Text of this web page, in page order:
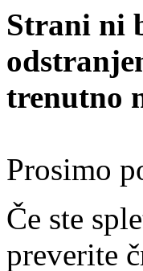
Strani ni
trenutno
Prosimo
Če ste
preverite